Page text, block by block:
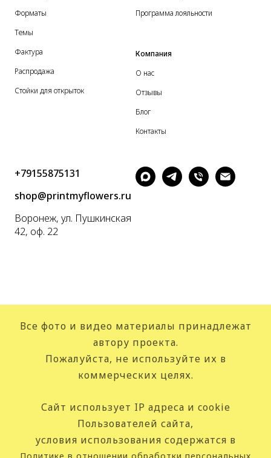
Форматы
Темы
Фактура
Распродажа
Стойки для открыток
Программа лояльности
Компания
О нас
Отзывы
Блог
Контакты
+79155875131
shop@printmyflowers.ru
Воронеж, ул. Пушкинская
42, оф. 22
Все фото и видео материалы принадлежат
автору проекта.
Пожалуйста, не используйте их в
коммерческих целях.
Сайт использует IP адреса и cookie
Пользователей сайта,
условия использования содержатся в